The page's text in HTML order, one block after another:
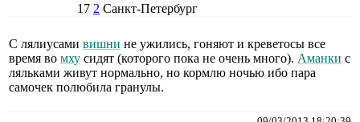
17 2 Санкт-Петербург
С лялиусами вишни не ужились, гоняют и креветосы все
время во мху сидят (которого пока не очень много). Аманки с
ляльками живут нормально, но кормлю ночью ибо пара
самочек полюбила гранулы.